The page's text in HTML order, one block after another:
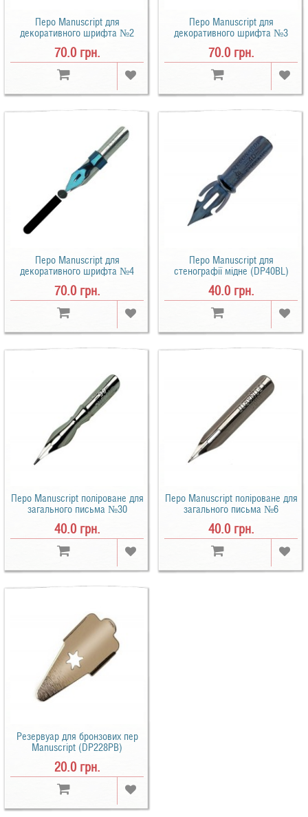
Перо Manuscript для
декоративного шрифта №2
70.0 грн.
Перо Manuscript для
декоративного шрифта №3
70.0 грн.
Перо Manuscript для
декоративного шрифта №4
70.0 грн.
Перо Manuscript для
стенографії мідне (DP40BL)
40.0 грн.
Перо Manuscript поліроване для
загального письма №30
40.0 грн.
Перо Manuscript поліроване для
загального письма №6
40.0 грн.
Резервуар для бронзових пер
Manuscript (DP228PB)
20.0 грн.